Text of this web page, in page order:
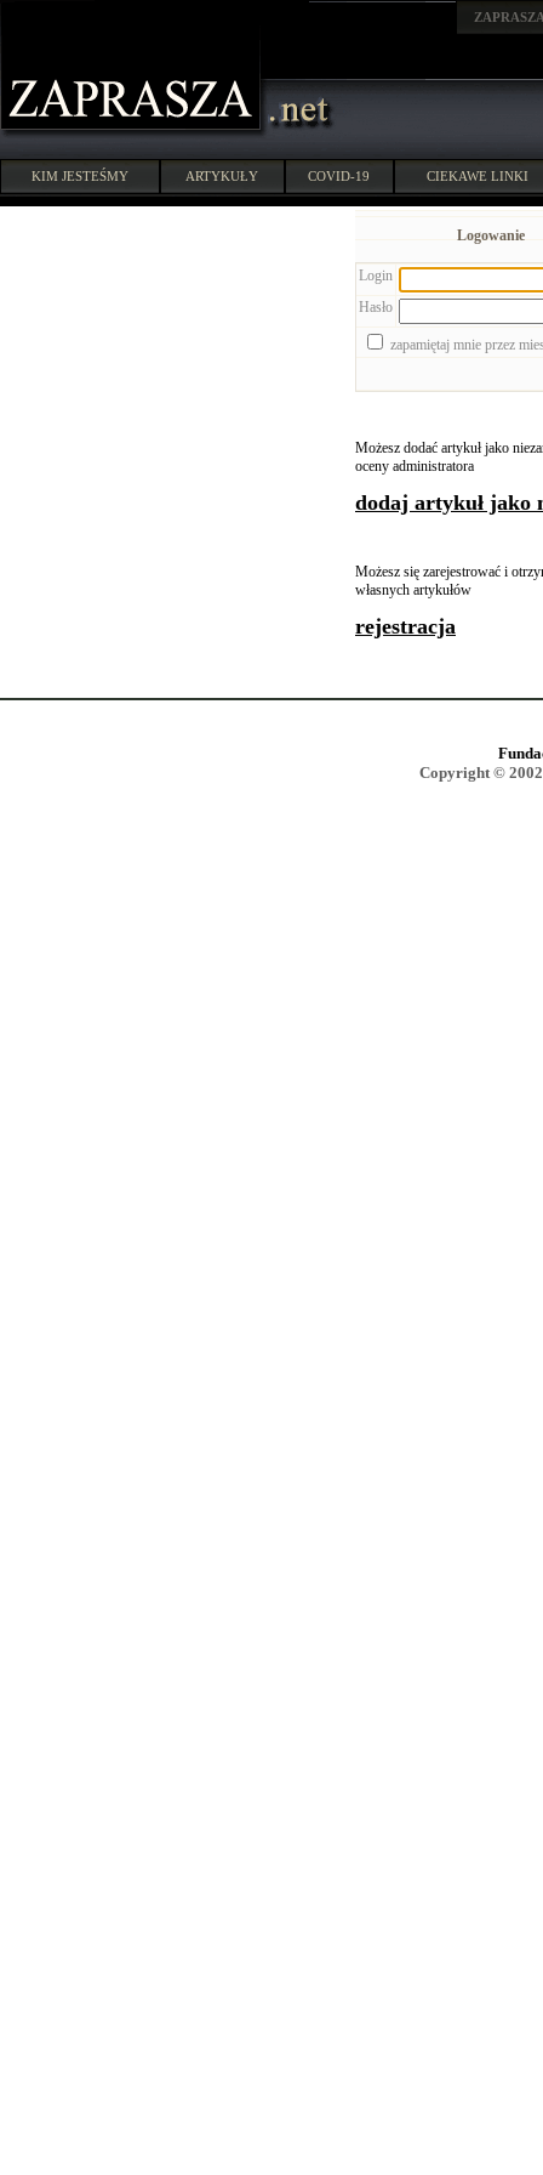
KIM JESTEŚMY ARTYKUŁY COVID-19 CIEKAWE LINKI
Logowanie
Login
Hasło
zapamiętaj mnie przez
Możesz dodać artykuł jako
oceny administratora
dodaj artykuł jako
Możesz się zarejestrować i
własnych artykułów
rejestracja
Copyright ©